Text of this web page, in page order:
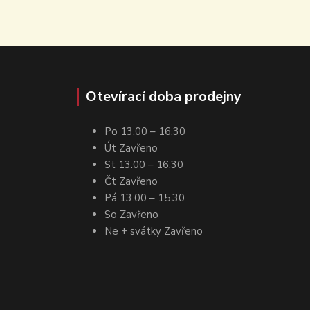
Otevírací doba prodejny
Po 13.00 – 16.30
Út Zavřeno
St 13.00 – 16.30
Čt Zavřeno
Pá 13.00 – 15.30
So Zavřeno
Ne + svátky Zavřeno